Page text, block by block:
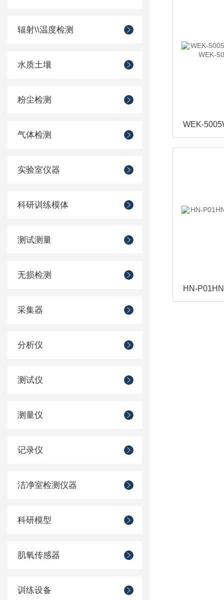
辐射\\温度检测
水质土壤
粉尘检测
气体检测
实验室仪器
科研训练模体
测试测量
无损检测
采集器
分析仪
测试仪
测量仪
记录仪
洁净室检测仪器
科研模型
肌氧传感器
训练设备